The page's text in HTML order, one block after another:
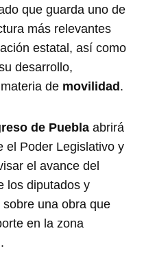
que guarda uno de
más relevantes
estatal, así como
desarrollo,
de movilidad.
de Puebla abrirá
el Poder Legislativo y
el avance del
los diputados y
una obra que
en la zona